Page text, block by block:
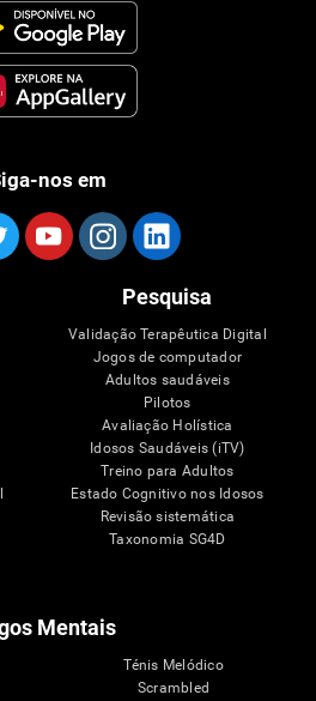
nos em
Pesquisa
Validação Terapêutica Digital
Jogos de computador
Adultos saudáveis
Pilotos
Avaliação Holística
Idosos Saudáveis (iTV)
Treino para Adultos
Estado Cognitivo nos Idosos
Revisão sistemática
Taxonomia SG4D
Mentais
Ténis Melódico
Scrambled